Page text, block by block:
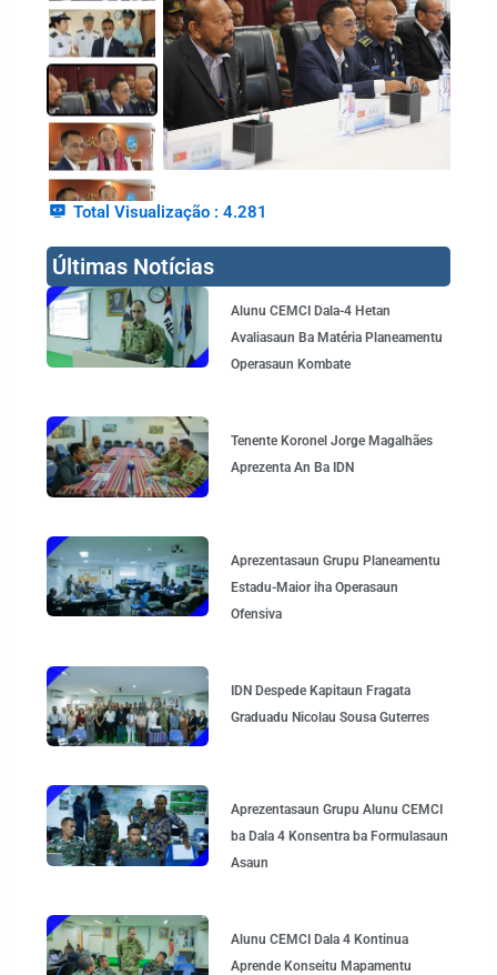
Total Visualização : 4.281
Últimas Notícias
Alunu CEMCI Dala-4 Hetan
Avaliasaun Ba Matéria Planeamentu
Operasaun Kombate
Tenente Koronel Jorge Magalhães
Aprezenta An Ba IDN
Aprezentasaun Grupu Planeamentu
Estadu-Maior iha Operasaun
Ofensiva
IDN Despede Kapitaun Fragata
Graduadu Nicolau Sousa Guterres
Aprezentasaun Grupu Alunu CEMCI
ba Dala 4 Konsentra ba Formulasaun
Asaun
Alunu CEMCI Dala 4 Kontinua
Aprende Konseitu Mapamentu
Page